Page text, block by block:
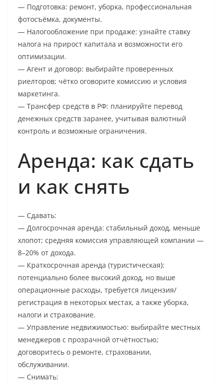
— Подготовка: ремонт, уборка, профессиональная
фотосъёмка, документы.
— Налогообложение при продаже: узнайте ставку
налога на прирост капитала и возможности его
оптимизации.
— Агент и договор: выбирайте проверенных
риелторов; чётко оговорите комиссию и условия
маркетинга.
— Трансфер средств в РФ: планируйте перевод
денежных средств заранее, учитывая валютный
контроль и возможные ограничения.
Аренда: как сдать
и как снять
— Сдавать:
— Долгосрочная аренда: стабильный доход, меньше
хлопот; средняя комиссия управляющей компании —
8–20% от дохода.
— Краткосрочная аренда (туристическая):
потенциально более высокий доход, но выше
операционные расходы, требуется лицензия/
регистрация в некоторых местах, а также уборка,
налоги и страхование.
— Управление недвижимостью: выбирайте местных
менеджеров с прозрачной отчётностью;
договоритесь о ремонте, страховании,
обслуживании.
— Снимать: